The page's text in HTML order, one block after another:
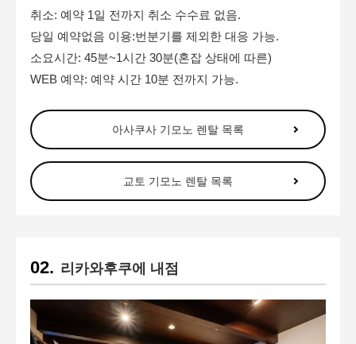
취소: 예약 1일 전까지 취소 수수료 없음.
당일 예약없음 이용:번분기를 제외한 대응 가능.
소요시간: 45분~1시간 30분(혼잡 상태에 따른)
WEB 예약: 예약 시간 10분 전까지 가능.
아사쿠사 기모노 렌탈 목록
교토 기모노 렌탈 목록
리카와후쿠에 내점